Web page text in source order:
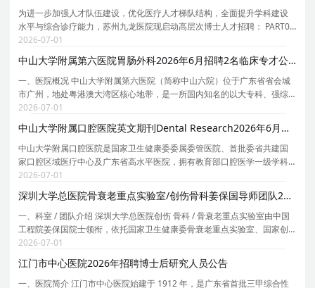
为进一步加强人才队伍建设，优化医疗人才梯队结构，全面提升学科建设
水平与综合诊疗能力，苏州九龙医院现启动高层次博士人才招聘： PART01
福利待遇 博士人才福利 安家费：按苏州工业园区政策执行，上线20万元 科
研启动经费：上线15万元 职称待遇：入院即享
2026-07-01
中山大学附属第六医院胃肠外科2026年6月招聘2名临床专才公告
一、医院概况 中山大学附属第六医院（简称中山六院）位于广东省省会城
市广州，地处粤港澳大湾区核心地带，是一所国内知名的以大专科、强综
合为特色的大型综合性三甲医院。2021至2023年度连续3年全国三级综合
公立医院绩效考核结果A+，2022年度跻身全国百强。
2026-07-01
中山大学附属口腔医院英文期刊Dental Research2026年6月招聘1名科学编辑启事
中山大学附属口腔医院是国家卫生健康委委属委管医院、首批委省共建国
家口腔区域医疗中心及广东省高水平医院，拥有教育部口腔医学一级学科
博士点、口腔医学专业学位博士点、口腔医学博士后科研流动站，现有 8
个国家临床重点专科、 7 个国家级与省级科研创新
2026-07-01
深圳大学总医院骨衰老重点实验室/创伤骨科姜保国导师团队2026年招聘博士后公告（长期有效）
一、科室 / 团队介绍 深圳大学总医院创伤 骨科 / 骨衰老重点实验室由中国
工程院姜保国院士领衔，依托国家卫生健康委骨衰老重点实验室、国家创
伤医学中心和深圳市创伤救治临床医学研究中心平台。该团队由中国工程
院院士姜保国领衔，主要聚焦于创伤救治体系、
2026-07-01
江门市中心医院2026年招聘博士后研究人员公告
一、医院简介 江门市中心医院始建于 1912 年，是广东省首批三甲综合性